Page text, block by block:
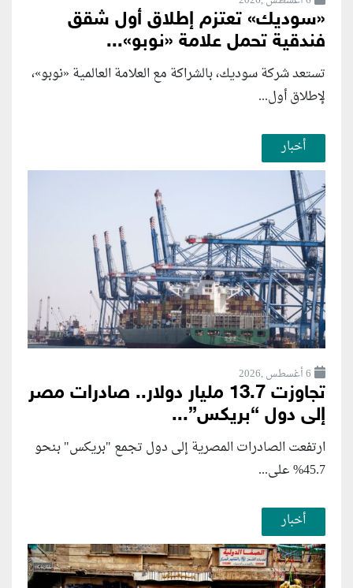
«سوديك» تعتزم إطلاق أول شقق
فندقية تحمل علامة «نوبو»...
تستعد شركة سوديك، بالشراكة مع العلامة العالمية «نوبو»،
لإطلاق أول...
أخبار
6 أغسطس ,2026
تجاوزت 13.7 مليار دولار.. صادرات مصر
إلى دول “بريكس”...
ارتفعت الصادرات المصرية إلى دول تجمع "بريكس" بنحو
45.7% على...
أخبار